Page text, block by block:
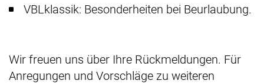
VBLklassik: Besonderheiten bei Beurlaubung.
Wir freuen uns über Ihre Rückmeldungen. Für
Anregungen und Vorschläge zu weiteren